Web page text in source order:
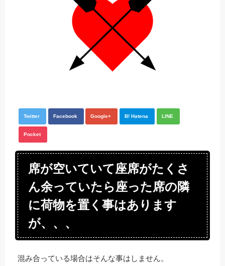
Twitter Facebook Google+ B! Hatena LINE
Pocket
席が空いていて座席がたくさ
ん余っていたら座った席の隣
に荷物を置く事はあります
が、、、
混み合っている場合はそんな事はしません。